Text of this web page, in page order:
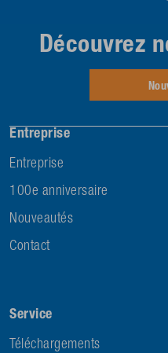
Entreprise
Entreprise
100e anniversaire
Nouveautés
Contact
Service
Téléchargements
Découvrez